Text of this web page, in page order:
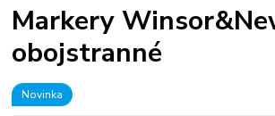
Markery
obojstranné
Novinka